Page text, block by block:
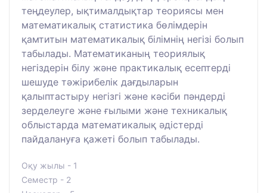
теңдеулер, ықтималдықтар теориясы мен
математикалық статистика бөлімдерін
қамтитын математикалық білімнің негізі болып
табылады. Математиканың теориялық
негіздерін білу және практикалық есептерді
шешуде тәжірибелік дағдыларын
қалыптастыру негізгі және кәсіби пәндерді
зерделеуге және ғылыми және техникалық
облыстарда математикалық әдістерді
пайдалануға қажеті болып табылады.
Оқу жылы - 1
Семестр - 2